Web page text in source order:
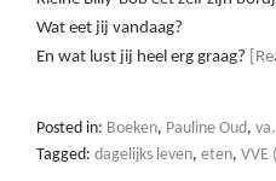
Wat eet jij vandaag?
En wat lust jij heel erg graag?
Posted in: Boeken, Pauline Oud,
Tagged: dagelijks leven, eten, VVE